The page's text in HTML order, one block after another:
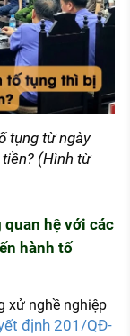
tụng từ ngày
(Hình từ
hệ với các
hành tố
xử nghề nghiệp
định 201/QĐ-